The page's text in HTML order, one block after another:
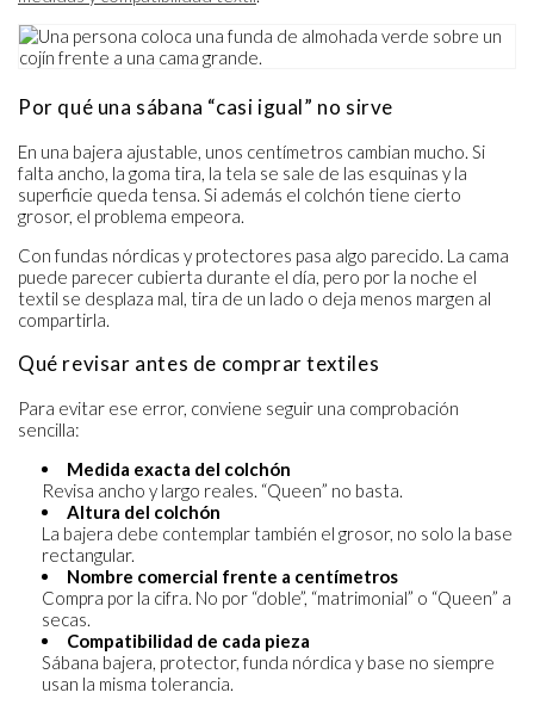
Por qué una sábana “casi igual” no sirve
En una bajera ajustable, unos centímetros cambian mucho. Si
falta ancho, la goma tira, la tela se sale de las esquinas y la
superficie queda tensa. Si además el colchón tiene cierto
grosor, el problema empeora.
Con fundas nórdicas y protectores pasa algo parecido. La cama
puede parecer cubierta durante el día, pero por la noche el
textil se desplaza mal, tira de un lado o deja menos margen al
compartirla.
Qué revisar antes de comprar textiles
Para evitar ese error, conviene seguir una comprobación
sencilla:
Medida exacta del colchón
Revisa ancho y largo reales. “Queen” no basta.
Altura del colchón
La bajera debe contemplar también el grosor, no solo la base
rectangular.
Nombre comercial frente a centímetros
Compra por la cifra. No por “doble”, “matrimonial” o “Queen” a
secas.
Compatibilidad de cada pieza
Sábana bajera, protector, funda nórdica y base no siempre
usan la misma tolerancia.